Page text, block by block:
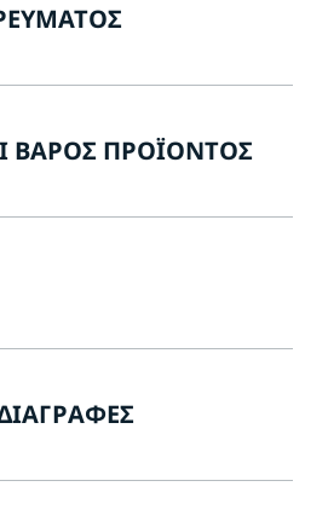
ΒΆΡΟΣ ΠΡΟΪΌΝΤΟΣ